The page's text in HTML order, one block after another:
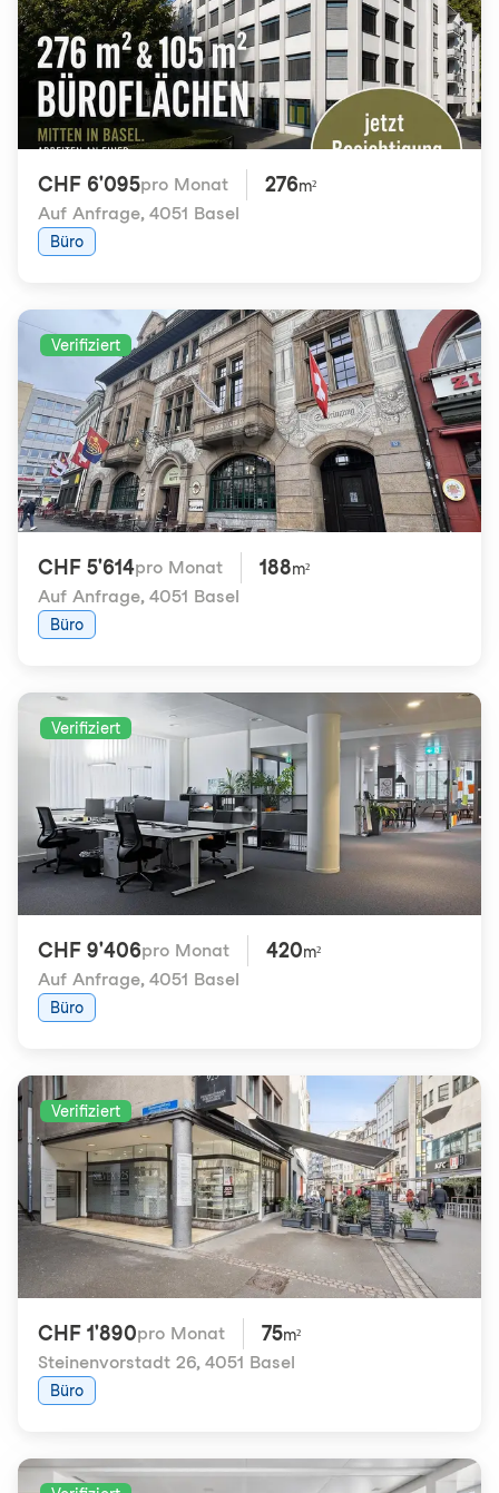
CHF 6'095pro Monat 276m²
Auf Anfrage, 4051 Basel
Büro
Verifiziert
CHF 5'614pro Monat 188m²
Auf Anfrage, 4051 Basel
Büro
Verifiziert
CHF 9'406pro Monat 420m²
Auf Anfrage, 4051 Basel
Büro
Verifiziert
CHF 1'890pro Monat 75m²
Steinenvorstadt 26, 4051 Basel
Büro